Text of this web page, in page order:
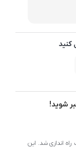
کنید
شوید!
اندازی شد. این